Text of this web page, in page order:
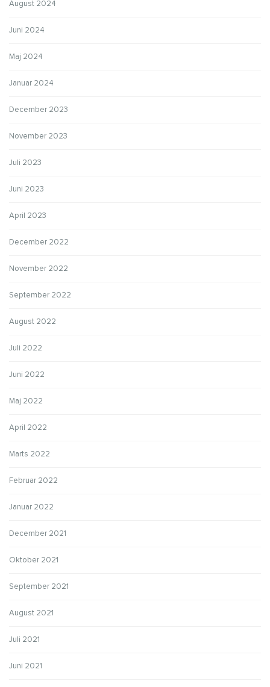
August 2024
Juni 2024
Maj 2024
Januar 2024
December 2023
November 2023
Juli 2023
Juni 2023
April 2023
December 2022
November 2022
September 2022
August 2022
Juli 2022
Juni 2022
Maj 2022
April 2022
Marts 2022
Februar 2022
Januar 2022
December 2021
Oktober 2021
September 2021
August 2021
Juli 2021
Juni 2021